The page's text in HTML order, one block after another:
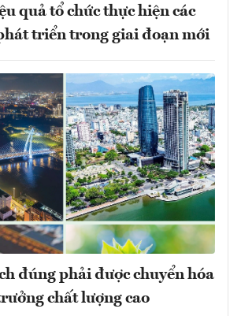
quả tổ chức thực hiện các
triển trong giai đoạn mới
đúng phải được chuyển hóa
chất lượng cao